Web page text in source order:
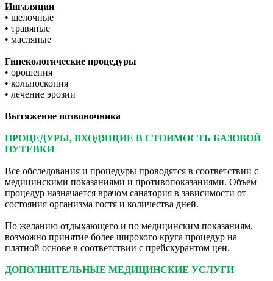
Ингаляции
• щелочные
• травяные
• масляные
Гинекологические процедуры
• орошения
• кольпоскопия
• лечение эрозии
Вытяжение позвоночника
ПРОЦЕДУРЫ, ВХОДЯЩИЕ В СТОИМОСТЬ БАЗОВОЙ
ПУТЕВКИ
Все обследования и процедуры проводятся в соответствии с
медицинскими показаниями и противопоказаниями. Объем
процедур назначается врачом санатория в зависимости от
состояния организма гостя и количества дней.
По желанию отдыхающего и по медицинским показаниям,
возможно принятие более широкого круга процедур на
платной основе в соответствии с прейскурантом цен.
ДОПОЛНИТЕЛЬНЫЕ МЕДИЦИНСКИЕ УСЛУГИ